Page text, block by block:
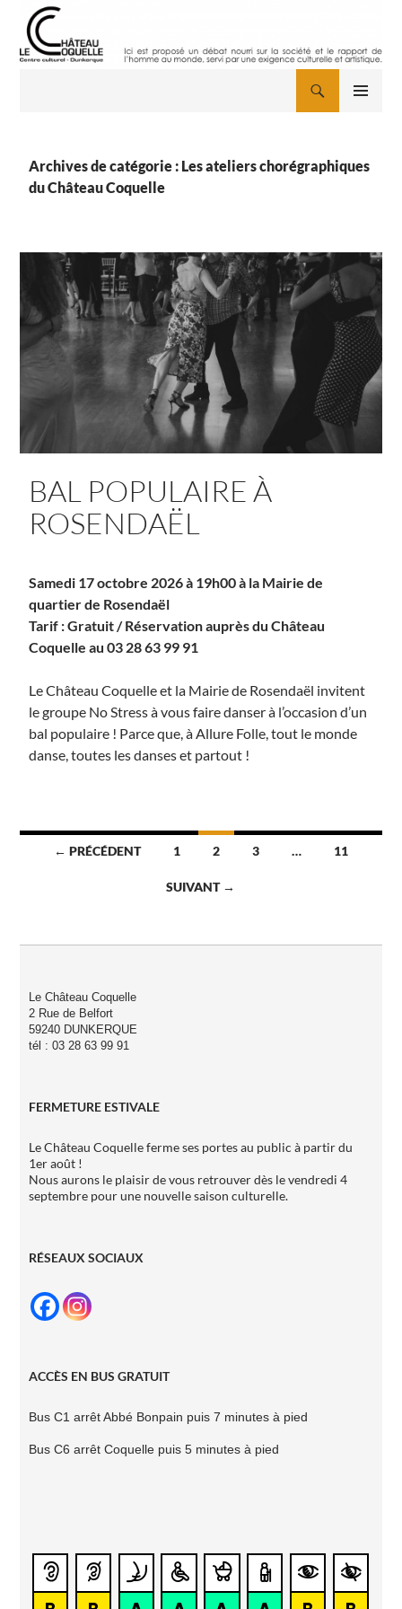
contenu
Archives de catégorie : Les ateliers chorégraphiques
du Château Coquelle
BAL POPULAIRE À
ROSENDAËL
Samedi 17 octobre 2026 à 19h00 à la Mairie de
quartier de Rosendaël
Tarif : Gratuit / Réservation auprès du Château
Coquelle au 03 28 63 99 91
Le Château Coquelle et la Mairie de Rosendaël invitent
le groupe No Stress à vous faire danser à l’occasion d’un
bal populaire ! Parce que, à Allure Folle, tout le monde
danse, toutes les danses et partout !
Navigation
← PRÉCÉDENT 1 2 3 … 11
SUIVANT →
Le Château Coquelle
2 Rue de Belfort
59240 DUNKERQUE
tél : 03 28 63 99 91
FERMETURE ESTIVALE
Le Château Coquelle ferme ses portes au public à partir du
1er août !
Nous aurons le plaisir de vous retrouver dès le vendredi 4
septembre pour une nouvelle saison culturelle.
RÉSEAUX SOCIAUX
ACCÈS EN BUS GRATUIT
Bus C1 arrêt Abbé Bonpain puis 7 minutes à pied
Bus C6 arrêt Coquelle puis 5 minutes à pied